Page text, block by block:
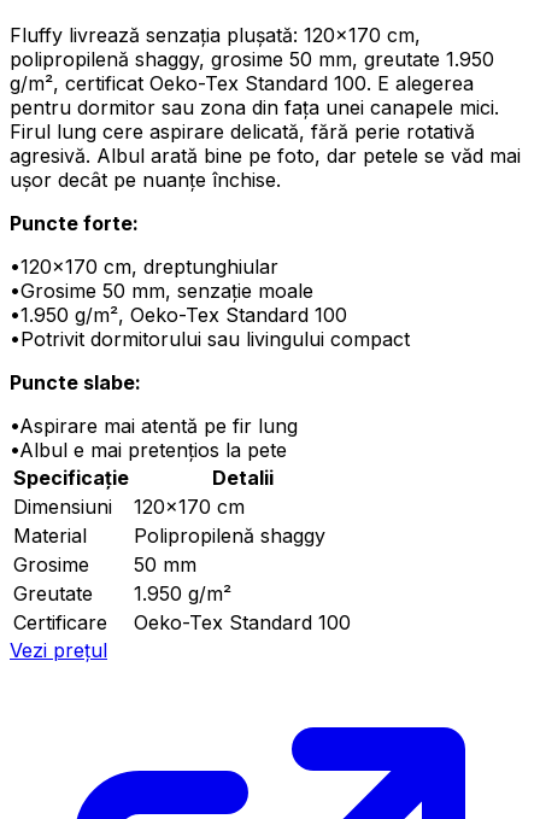
Fluffy livrează senzația plușată: 120×170 cm,
polipropilenă shaggy, grosime 50 mm, greutate 1.950
g/m², certificat Oeko-Tex Standard 100. E alegerea
pentru dormitor sau zona din fața unei canapele mici.
Firul lung cere aspirare delicată, fără perie rotativă
agresivă. Albul arată bine pe foto, dar petele se văd mai
ușor decât pe nuanțe închise.
Puncte forte:
•120×170 cm, dreptunghiular
•Grosime 50 mm, senzație moale
•1.950 g/m², Oeko-Tex Standard 100
•Potrivit dormitorului sau livingului compact
Puncte slabe:
•Aspirare mai atentă pe fir lung
•Albul e mai pretențios la pete
Specificație
Detalii
Dimensiuni
120×170 cm
Material
Polipropilenă shaggy
Grosime
50 mm
Greutate
1.950 g/m²
Certificare
Oeko-Tex Standard 100
Vezi prețul